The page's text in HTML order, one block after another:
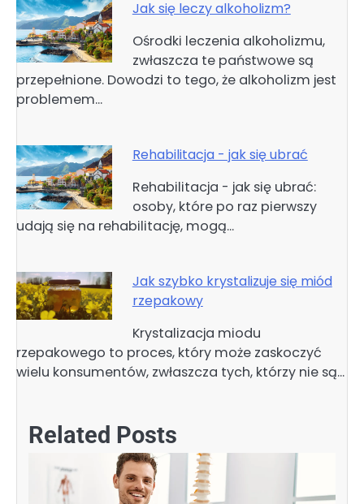
Jak się leczy alkoholizm?
Ośrodki leczenia alkoholizmu,
zwłaszcza te państwowe są
przepełnione. Dowodzi to tego, że alkoholizm jest
problemem…
Rehabilitacja - jak się ubrać
Rehabilitacja - jak się ubrać:
osoby, które po raz pierwszy
udają się na rehabilitację, mogą…
Jak szybko krystalizuje się miód
rzepakowy
Krystalizacja miodu
rzepakowego to proces, który może zaskoczyć
wielu konsumentów, zwłaszcza tych, którzy nie są…
Related Posts